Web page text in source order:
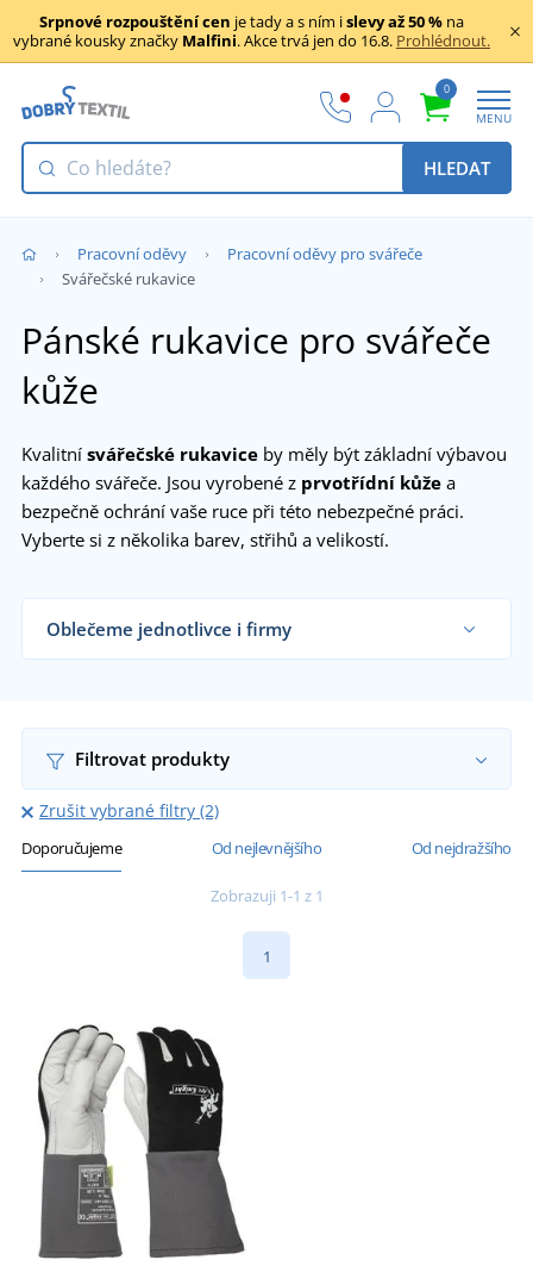
Srpnové rozpouštění cen je tady a s ním islevy až 50 % na
vybrané kousky značky Malfini. Akce trvá jen do 16.8. Prohlédnout.
0
MENU
HLEDAT
Pracovní oděvy
Pracovní oděvy pro svářeče
Svářečské rukavice
Pánské rukavice pro svářeče
kůže
Kvalitní svářečské rukavice by měly být základní výbavou
každého svářeče. Jsou vyrobené z prvotřídní kůže a
bezpečně ochrání vaše ruce při této nebezpečné práci.
Vyberte si z několika barev, střihů a velikostí.
Oblečeme jednotlivce i firmy
Filtrovat produkty
Zrušit vybrané filtry (2)
Doporučujeme Od nejlevnějšího Od nejdražšího
Zobrazuji 1-1 z 1
1